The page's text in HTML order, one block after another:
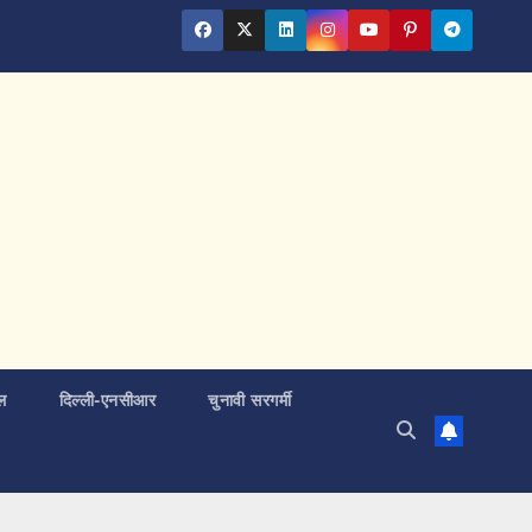
दिल्ली-एनसीआर चुनावी सरगर्मी